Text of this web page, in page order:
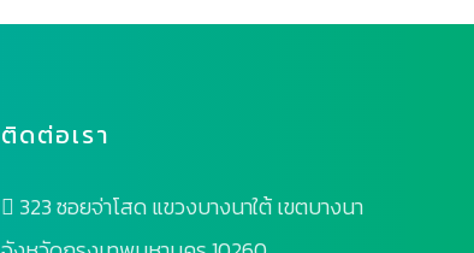
ติดต่อเรา
323 ซอยจ่าโสด แขวงบางนาใต้ เขตบางนา